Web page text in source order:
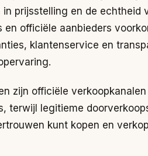
in prijsstelling en de echtheid
en officiële aanbieders
klantenservice en
zijn officiële
terwijl legitieme
kunt kopen en